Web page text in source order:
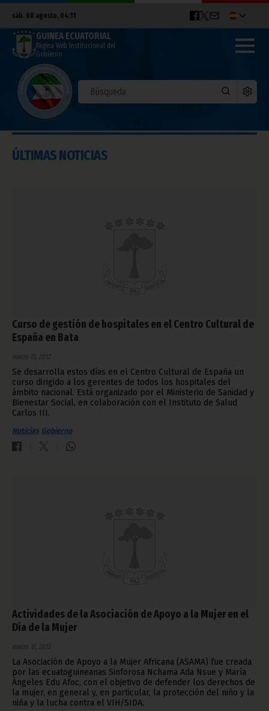
sáb. 08 agosto, 04:11
GUINEA ECUATORIAL
Página Web Institucional del
Gobierno
ÚLTIMAS NOTICIAS
Curso de gestión de hospitales en el Centro Cultural de
España en Bata
marzo 13, 2012
Se desarrolla estos días en el Centro Cultural de España un
curso dirigido a los gerentes de todos los hospitales del
ámbito nacional. Está organizado por el Ministerio de Sanidad y
Bienestar Social, en colaboración con el Instituto de Salud
Carlos III.
Noticias Gobierno
Actividades de la Asociación de Apoyo a la Mujer en el
Día de la Mujer
marzo 12, 2012
La Asociación de Apoyo a la Mujer Africana (ASAMA) fue creada
por las ecuatoguineanas Sinforosa Nchama Ada Nsue y María
Ángeles Edu Afoc, con el objetivo de defender los derechos de
la mujer, en general y, en particular, la protección del niño y la
niña y la lucha contra el VIH/SIDA.